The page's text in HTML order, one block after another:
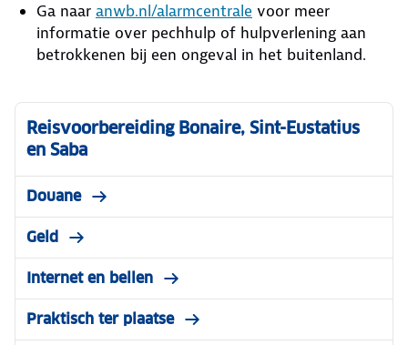
Ga naar anwb.nl/alarmcentrale voor meer
informatie over pechhulp of hulpverlening aan
betrokkenen bij een ongeval in het buitenland.
Reisvoorbereiding Bonaire, Sint-Eustatius
en Saba
Douane
Geld
Internet en bellen
Praktisch ter plaatse